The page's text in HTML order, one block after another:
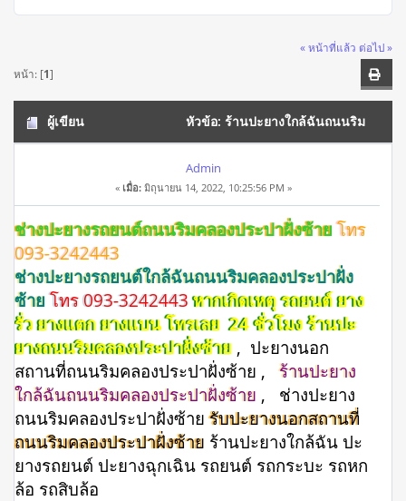
« หน้าที่แล้ว ต่อไป »
หน้า: [1]
ผู้เขียน หัวข้อ: ร้านปะยางใกล้ฉันถนนริม
คลองประปาฝั่งซ้าย รับปะยาง 24 ชั่วโมง โทร 093-3242443
(อ่าน 3196 ครั้ง)
Admin
« เมื่อ:มิถุนายน 14, 2022, 10:25:56 PM »
ช่างปะยางรถยนต์ถนนริมคลองประปาฝั่งซ้าย โทร
093-3242443
ช่างปะยางรถยนต์ใกล้ฉันถนนริมคลองประปาฝั่ง
ซ้าย โทร 093-3242443 หากเกิดเหตุ รถยนต์ ยาง
รั่ว ยางแตก ยางแบน โทรเลย 24 ชั่วโมง ร้านปะ
ยางถนนริมคลองประปาฝั่งซ้าย , ปะยางนอก
สถานที่ถนนริมคลองประปาฝั่งซ้าย ,
ร้านปะยาง
ใกล้ฉันถนนริมคลองประปาฝั่งซ้าย , ช่างปะยาง
ถนนริมคลองประปาฝั่งซ้าย รับปะยางนอกสถานที่
ถนนริมคลองประปาฝั่งซ้าย ร้านปะยางใกล้ฉัน ปะ
ยางรถยนต์ ปะยางฉุกเฉิน รถยนต์ รถกระบะ รถหก
ล้อ รถสิบล้อ